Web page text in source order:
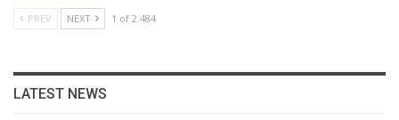
PREV NEXT 1 of 2.484
LATEST NEWS